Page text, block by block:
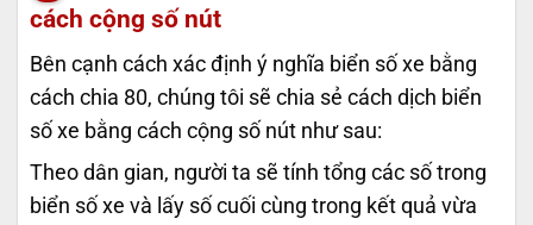
cách cộng số nút
Bên cạnh cách xác định ý nghĩa biển số xe bằng
cách chia 80, chúng tôi sẽ chia sẻ cách dịch biển
số xe bằng cách cộng số nút như sau:
Theo dân gian, người ta sẽ tính tổng các số trong
biển số xe và lấy số cuối cùng trong kết quả vừa